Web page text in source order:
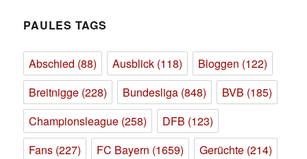
PAULES TAGS
Abschied (88) Ausblick (118) Bloggen (122)
Breitnigge (228) Bundesliga (848) BVB (185)
Championsleague (258) DFB (123)
Fans (227) FC Bayern (1659) Gerüchte (214)